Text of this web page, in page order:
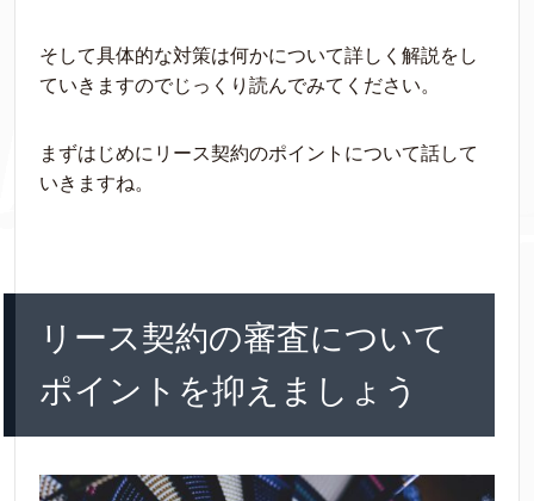
そして具体的な対策は何かについて詳しく解説をし
ていきますのでじっくり読んでみてください。
まずはじめにリース契約のポイントについて話して
いきますね。
リース契約の審査について
ポイントを抑えましょう